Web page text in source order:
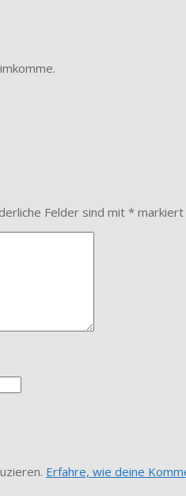
Felder sind mit * markiert
Erfahre, wie deine